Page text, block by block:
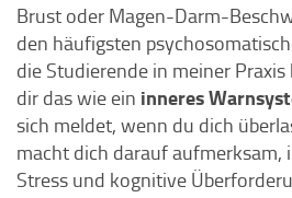
Brust oder Magen-Darm-
den häufigsten
die Studierende in meiner
dir das wie ein inneres
sich meldet, wenn du dich
macht dich darauf aufmerksam,
Stress und kognitive